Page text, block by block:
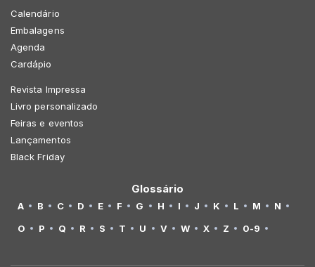
Calendário
Embalagens
Agenda
Cardápio
Revista Impressa
Livro personalizado
Feiras e eventos
Lançamentos
Black Friday
Glossário
A B C D E F G H I J K L M
N
O
P Q R S T U V W X Z 0-9